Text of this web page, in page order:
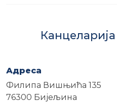
Адреса
Филипа Вишњића 135
76300 Бијељина